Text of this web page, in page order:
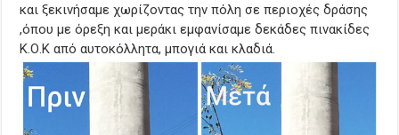
και ξεκινήσαμε χωρίζοντας την πόλη σε περιοχές δράσης
,όπου με όρεξη και μεράκι εμφανίσαμε δεκάδες πινακίδες
Κ.Ο.Κ από αυτοκόλλητα, μπογιά και κλαδιά.